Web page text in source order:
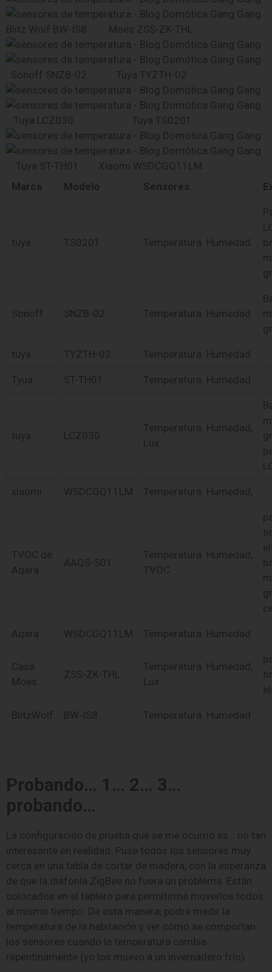
Blitz Wolf BW-IS8 Moes ZSS-ZK-THL
Sonoff SNZB-02 Tuya TYZTH-02
Tuya LCZ030 Tuya TS0201
Tuya ST-TH01 Xiaomi WSDCGQ11LM
Marca
Modelo Sensores
tuya TS0201 Temperatura. Humedad
Sonoff SNZB-02 Temperatura. Humedad
tuya TYZTH-02 Temperatura. Humedad
Tyua ST-TH01 Temperatura. Humedad
tuya LCZ030
Temperatura. Humedad,
Lux
xiaomi WSDCGQ11LM Temperatura. Humedad,
TVOC de
Aqara
AAQS-S01
Temperatura. Humedad,
TVOC
Aqara WSDCGQ11LM Temperatura. Humedad
Casa
Moes
ZSS-ZK-THL
Temperatura. Humedad,
Lux
BlitzWolf BW-IS8 Temperatura. Humedad
Probando… 1… 2… 3…
probando…
La configuración de prueba que se me ocurrió es… no tan
interesante en realidad. Puse todos los sensores muy
cerca en una tabla de cortar de madera, con la esperanza
de que la diafonía ZigBee no fuera un problema. Están
colocados en el tablero para permitirme moverlos todos
al mismo tiempo. De esta manera, podré medir la
temperatura de la habitación y ver cómo se comportan
los sensores cuando la temperatura cambia
repentinamente (yo los muevo a un invernadero frío).